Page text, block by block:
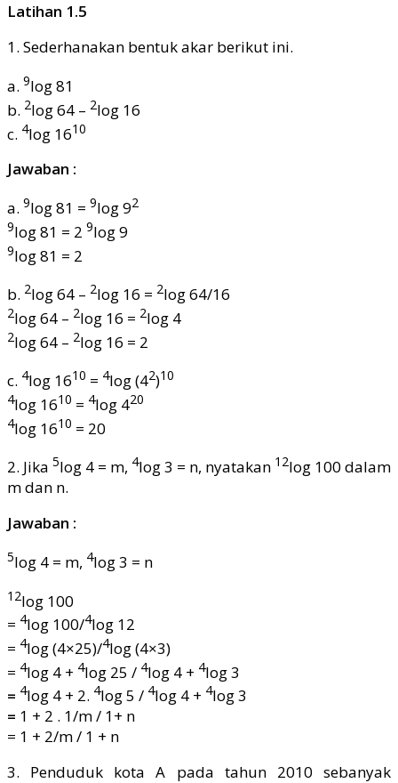
Latihan 1.5
1. Sederhanakan bentuk akar berikut ini.
a. 9log 81
b. 2log 64 – 2log 16
c. 4log 1610
Jawaban :
a. 9log 81 = 9log 92
9log 81 = 2 9log 9
9log 81 = 2
b. 2log 64 – 2log 16 = 2log 64/16
2log 64 – 2log 16 = 2log 4
2log 64 – 2log 16 = 2
c. 4log 1610 = 4log (42)10
4log 1610 = 4log 420
4log 1610 = 20
2. Jika 5log 4 = m, 4log 3 = n, nyatakan 12log 100 dalam
m dan n.
Jawaban :
5log 4 = m, 4log 3 = n
12log 100
= 4log 100/4log 12
= 4log (4×25)/4log (4×3)
= 4log 4 + 4log 25 / 4log 4 + 4log 3
= 4log 4 + 2. 4log 5 / 4log 4 + 4log 3
= 1 + 2 . 1/m / 1+ n
= 1 + 2/m / 1 + n
3. Penduduk kota A pada tahun 2010 sebanyak